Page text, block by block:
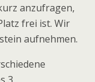
anzufragen,
frei ist. Wir
aufnehmen.